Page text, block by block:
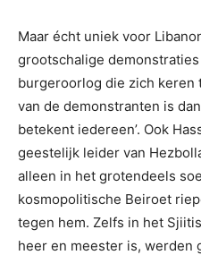
Maar écht uniek voor
grootschalige
burgeroorlog die zich keren
van de demonstranten is
betekent iedereen’. Ook
geestelijk leider van
alleen in het grotendeels
kosmopolitische Beiroet
tegen hem. Zelfs in het
heer en meester is, werden